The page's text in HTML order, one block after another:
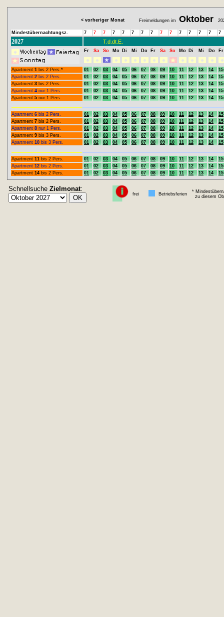
< vorheriger Monat Freimeldungen im Oktober
Mindestübernachtungsz. 7 7 7 7 7 7 7 7 7 7 7 7 7 7 7
2027 T.d.dt.E.
Fr Sa So Mo Di Mi Do Fr Sa So Mo Di Mi Do Fr
Apartment 1 bis 2 Pers.* 01 02 03 04 05 06 07 08 09 10 11 12 13 14
15
Apartment 2 bis 2 Pers. 01 02 03 04 05 06 07 08 09 10 11 12 13 14
15
Apartment 3 bis 2 Pers. 01 02 03 04 05 06 07 08 09 10 11 12 13 14
15
Apartment 4 nur 1 Pers. 01 02 03 04 05 06 07 08 09 10 11 12 13 14
15
Apartment 5 nur 1 Pers. 01 02 03 04 05 06 07 08 09 10 11 12 13 14 15
Apartment 6 bis 2 Pers. 01 02 03 04 05 06 07 08 09 10 11 12 13 14
15
Apartment 7 bis 2 Pers. 01 02 03 04 05 06 07 08 09 10 11 12 13 14
15
Apartment 8 nur 1 Pers. 01 02 03 04 05 06 07 08 09 10 11 12 13 14
15
Apartment 9 bis 3 Pers. 01 02 03 04 05 06 07 08 09 10 11 12 13 14
15
Apartment 10 bis 3 Pers. 01 02 03 04 05 06 07 08 09 10 11 12 13 14 15
Apartment 11 bis 2 Pers. 01 02 03 04 05 06 07 08 09 10 11 12 13 14
15
Apartment 12 bis 2 Pers. 01 02 03 04 05 06 07 08 09 10 11 12 13 14
15
Apartment 14 bis 2 Pers. 01 02 03 04 05 06 07 08 09 10 11 12 13 14 15
Schnellsuche Zielmonat:
frei Betriebsferien
*
zu diesem